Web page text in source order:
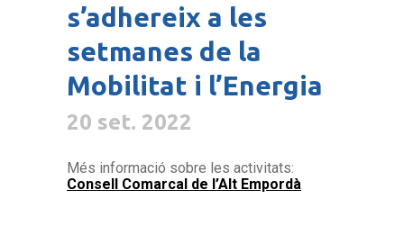
s’adhereix a les
setmanes de la
Mobilitat i l’Energia
20 set. 2022
Més informació sobre les activitats:
Consell Comarcal de l’Alt Empordà